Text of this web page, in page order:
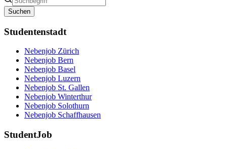
Suchen
Studentenstadt
Nebenjob Zürich
Nebenjob Bern
Nebenjob Basel
Nebenjob Luzern
Nebenjob St. Gallen
Nebenjob Winterthur
Nebenjob Solothurn
Nebenjob Schaffhausen
StudentJob